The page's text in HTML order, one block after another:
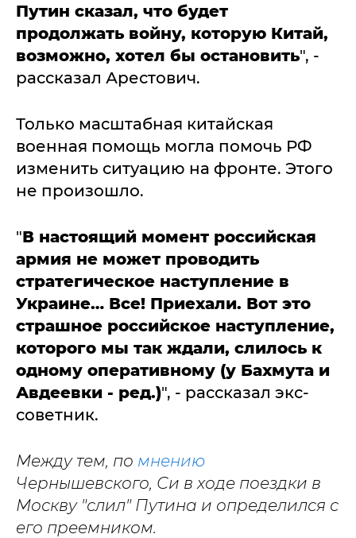
Путин сказал, что будет
продолжать войну, которую Китай,
возможно, хотел бы остановить", -
рассказал Арестович.
Только масштабная китайская
военная помощь могла помочь РФ
изменить ситуацию на фронте. Этого
не произошло.
"В настоящий момент российская
армия не может проводить
стратегическое наступление в
Украине… Все! Приехали. Вот это
страшное российское наступление,
которого мы так ждали, слилось к
одному оперативному (у Бахмута и
Авдеевки - ред.)", - рассказал экс-
советник.
Между тем, по мнению
Чернышевского, Си в ходе поездки в
Москву "слил" Путина и определился с
его преемником.